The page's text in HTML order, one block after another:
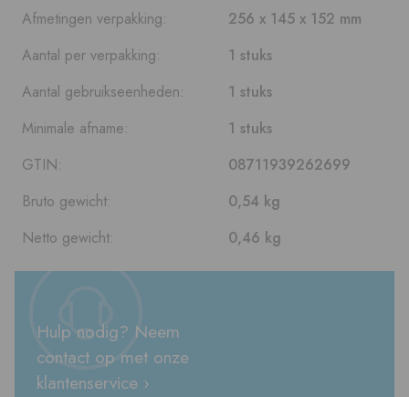
Afmetingen verpakking:
256 x 145 x 152 mm
Aantal per verpakking:
1 stuks
Aantal gebruikseenheden:
1 stuks
Minimale afname:
1 stuks
GTIN:
08711939262699
Bruto gewicht:
0,54 kg
Netto gewicht:
0,46 kg
Hulp nodig? Neem
contact op met onze
klantenservice ›